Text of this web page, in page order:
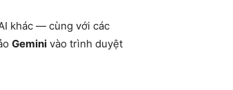
khác — cùng với các
Gemini vào trình duyệt